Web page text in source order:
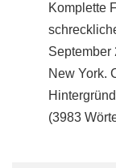
Komplette
September
New York.
(3983